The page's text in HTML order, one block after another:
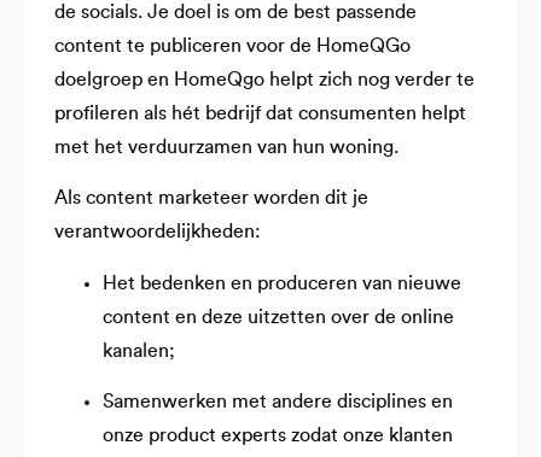
de socials. Je doel is om de best passende
content te publiceren voor de HomeQGo
doelgroep en HomeQgo helpt zich nog verder te
profileren als hét bedrijf dat consumenten helpt
met het verduurzamen van hun woning.
Als content marketeer worden dit je
verantwoordelijkheden:
Het bedenken en produceren van nieuwe
content en deze uitzetten over de online
kanalen;
Samenwerken met andere disciplines en
onze product experts zodat onze klanten